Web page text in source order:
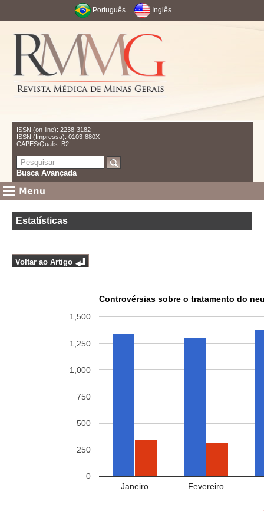
Português Inglês
ISSN (on-line): 2238-3182
ISSN (Impressa): 0103-880X
CAPES/Qualis: B2
Busca Avançada
Estatísticas
Voltar ao Artigo
Controvérsias sobre o tratamento do
Janeiro Fevereiro
0
250
500
750
1,000
1,250
1,500